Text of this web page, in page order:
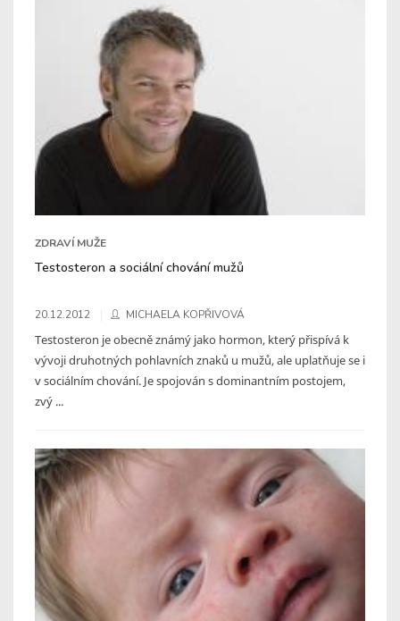
ZDRAVÍ MUŽE
Testosteron a sociální chování mužů
20.12.2012 MICHAELA KOPŘIVOVÁ
Testosteron je obecně známý jako hormon, který přispívá k
vývoji druhotných pohlavních znaků u mužů, ale uplatňuje se i
v sociálním chování. Je spojován s dominantním postojem,
zvý ...